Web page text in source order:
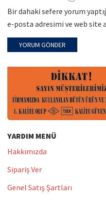
Bir dahaki sefere yorum
e-posta adresimi ve web site
YARDIM MENÜ
Hakkımızda
Sipariş Ver
Genel Satış Şartları